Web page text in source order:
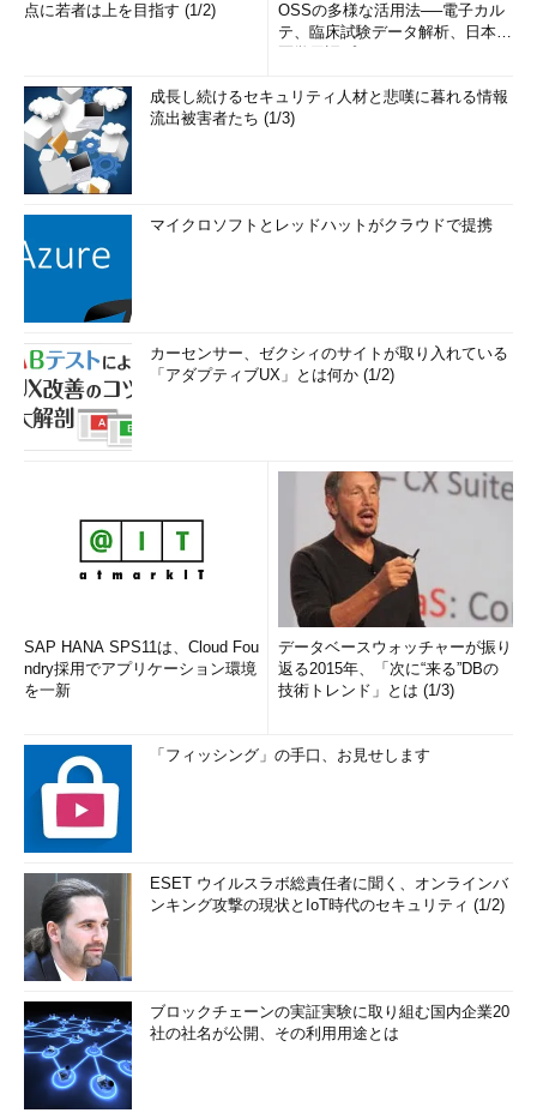
点に若者は上を目指す (1/2)
OSSの多様な活用法──電子カル
テ、臨床試験データ解析、日本語
成長し続けるセキュリティ人材と悲嘆に暮れる情報
流出被害者たち (1/3)
マイクロソフトとレッドハットがクラウドで提携
カーセンサー、ゼクシィのサイトが取り入れている
「アダプティブUX」とは何か (1/2)
SAP HANA SPS11は、Cloud Fou
ndry採用でアプリケーション環境
を一新
データベースウォッチャーが振り
返る2015年、「次に“来る”DBの
技術トレンド」とは (1/3)
「フィッシング」の手口、お見せします
ESET ウイルスラボ総責任者に聞く、オンラインバ
ンキング攻撃の現状とIoT時代のセキュリティ (1/2)
ブロックチェーンの実証実験に取り組む国内企業20
社の社名が公開、その利用用途とは